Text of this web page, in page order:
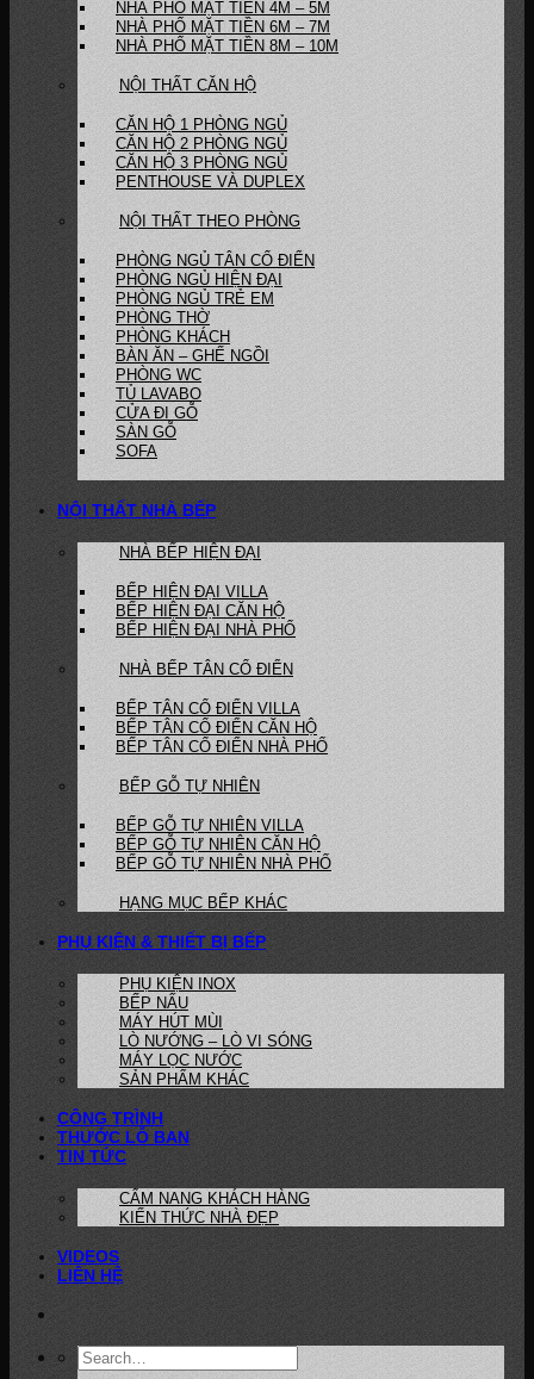
NHÀ PHỐ MẶT TIỀN 4M – 5M
NHÀ PHỐ MẶT TIỀN 6M – 7M
NHÀ PHỐ MẶT TIỀN 8M – 10M
NỘI THẤT CĂN HỘ
CĂN HỘ 1 PHÒNG NGỦ
CĂN HỘ 2 PHÒNG NGỦ
CĂN HỘ 3 PHÒNG NGỦ
PENTHOUSE VÀ DUPLEX
NỘI THẤT THEO PHÒNG
PHÒNG NGỦ TÂN CỔ ĐIỂN
PHÒNG NGỦ HIỆN ĐẠI
PHÒNG NGỦ TRẺ EM
PHÒNG THỜ
PHÒNG KHÁCH
BÀN ĂN – GHẾ NGỒI
PHÒNG WC
TỦ LAVABO
CỬA ĐI GỖ
SÀN GỖ
SOFA
NỘI THẤT NHÀ BẾP
NHÀ BẾP HIỆN ĐẠI
BẾP HIỆN ĐẠI VILLA
BẾP HIỆN ĐẠI CĂN HỘ
BẾP HIỆN ĐẠI NHÀ PHỐ
NHÀ BẾP TÂN CỔ ĐIỂN
BẾP TÂN CỔ ĐIỂN VILLA
BẾP TÂN CỔ ĐIỂN CĂN HỘ
BẾP TÂN CỔ ĐIỂN NHÀ PHỐ
BẾP GỖ TỰ NHIÊN
BẾP GỖ TỰ NHIÊN VILLA
BẾP GỖ TỰ NHIÊN CĂN HỘ
BẾP GỖ TỰ NHIÊN NHÀ PHỐ
HẠNG MỤC BẾP KHÁC
PHỤ KIỆN & THIẾT BỊ BẾP
PHỤ KIỆN INOX
BẾP NẤU
MÁY HÚT MÙI
LÒ NƯỚNG – LÒ VI SÓNG
MÁY LỌC NƯỚC
SẢN PHẨM KHÁC
CÔNG TRÌNH
THƯỚC LỖ BAN
TIN TỨC
CẨM NANG KHÁCH HÀNG
KIẾN THỨC NHÀ ĐẸP
VIDEOS
LIÊN HỆ